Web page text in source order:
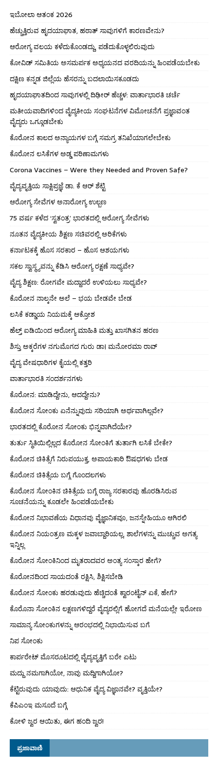
ಇಬೋಲಾ ಆತಂಕ 2026
ಹೆಚ್ಚುತ್ತಿರುವ ಹೃದಯಾಘಾತ, ಹಠಾತ್ ಸಾವುಗಳಿಗೆ ಕಾರಣವೇನು?
ಆರೋಗ್ಯ ವಲಯ ಕಳೆದುಕೊಂಡದ್ದು, ಪಡೆದುಕೊಳ್ಳಲಿರುವುದು
ಕೋವಿಡ್ ಸಮಿತಿಯ ಅಸಮರ್ಪಕ ಅಧ್ಯಯನದ ವರದಿಯನ್ನು ಹಿಂಪಡೆಯಬೇಕು
ದಕ್ಷಿಣ ಕನ್ನಡ ಜಿಲ್ಲೆಯ ಹೆಸರನ್ನು ಬದಲಾಯಿಸಕೂಡದು
ಹೃದಯಾಘಾತದಿಂದ ಸಾವುಗಳಲ್ಲಿ ದಿಢೀರ್ ಹೆಚ್ಚಳ: ವಾರ್ತಾಭಾರತಿ ಚರ್ಚೆ
ಮತೀಯವಾದಿಗಳಿಂದ ವೈದ್ಯಕೀಯ ಸಂಘಟನೆಗಳ ವಿಮೋಚನೆಗೆ ಪ್ರಜ್ಞಾವಂತ
ವೈದ್ಯರು ಒಗ್ಗೂಡಬೇಕು
ಕೊರೋನ ಕಾಲದ ಅನ್ಯಾಯಗಳ ಬಗ್ಗೆ ಸಮಗ್ರ ತನಿಖೆಯಾಗಲೇಬೇಕು
ಕೊರೋನ ಲಸಿಕೆಗಳ ಅಡ್ಡ ಪರಿಣಾಮಗಳು
Corona Vaccines – Were they Needed and Proven Safe?
ವೈದ್ಯವೃತ್ತಿಯ ಸಾಕ್ಷಿಪ್ರಜ್ಞೆ ಡಾ. ಕೆ ಆರ್ ಶೆಟ್ಟಿ
ಆರೋಗ್ಯ ಸೇವೆಗಳ ಅನಾರೋಗ್ಯ ಉಲ್ಬಣ
75 ವರ್ಷ ಕಳೆದ ‘ಸ್ವತಂತ್ರ’ ಭಾರತದಲ್ಲಿ ಆರೋಗ್ಯ ಸೇವೆಗಳು
ನೂತನ ವೈದ್ಯಕೀಯ ಶಿಕ್ಷಣ ಸಚಿವರಲ್ಲಿ ಅರಿಕೆಗಳು
ಕರ್ನಾಟಕಕ್ಕೆ ಹೊಸ ಸರಕಾರ – ಹೊಸ ಆಶಯಗಳು
ಸಕಲ ಸ್ವಾಸ್ಥ್ಯವನ್ನು ಕೆಡಿಸಿ ಆರೋಗ್ಯ ರಕ್ಷಣೆ ಸಾಧ್ಯವೇ?
ವೈದ್ಯ ಶಿಕ್ಷಣ: ರೋಗವೇ ಮದ್ದಾದರೆ ಉಳಿಯಲು ಸಾಧ್ಯವೇ?
ಕೊರೋನ ನಾಲ್ಕನೇ ಅಲೆ – ಭಯ ಬೇಡವೇ ಬೇಡ
ಲಸಿಕೆ ಕಡ್ಡಾಯ ನಿಯಮಕ್ಕೆ ಆಕ್ರೋಶ
ಹೆಲ್ತ್ ಐಡಿಯಿಂದ ಆರೋಗ್ಯ ಮಾಹಿತಿ ಮತ್ತು ಖಾಸಗಿತನ ಹರಣ
ಶಿಸ್ತು ಅಕ್ಕರೆಗಳ ನಗುಮೊಗದ ಗುರು ಡಾ। ಮನೋರಮಾ ರಾವ್
ವೈದ್ಯ ವೇಷಧಾರಿಗಳ ಕೈಯಲ್ಲಿ ಕತ್ತರಿ
ವಾರ್ತಾಭಾರತಿ ಸಂದರ್ಶನಗಳು
ಕೊರೋನ: ಮಾಡಿದ್ದೇನು, ಆದದ್ದೇನು?
ಕೊರೋನ ಸೋಂಕು ಏನೆನ್ನುವುದು ಸರಿಯಾಗಿ ಅರ್ಥವಾಗಿಲ್ಲವೇ?
ಭಾರತದಲ್ಲಿ ಕೊರೋನ ಸೋಂಕು ಭಿನ್ನವಾಗಿದೆಯೇ?
ತುರ್ತು ಸ್ಥಿತಿಯಿಲ್ಲಿಲ್ಲದ ಕೊರೋನ ಸೋಂಕಿಗೆ ತುರ್ತಾಗಿ ಲಸಿಕೆ ಬೇಕೇ?
ಕೊರೋನ ಚಿಕಿತ್ಸೆಗೆ ನಿರುಪಯುಕ್ತ, ಅಪಾಯಕಾರಿ ಔಷಧಗಳು ಬೇಡ
ಕೊರೋನ ಚಿಕಿತ್ಸೆಯ ಬಗ್ಗೆ ಗೊಂದಲಗಳು
ಕೊರೋನ ಸೋಂಕಿನ ಚಿಕಿತ್ಸೆಯ ಬಗ್ಗೆ ರಾಜ್ಯ ಸರಕಾರವು ಹೊರಡಿಸಿರುವ
ಸೂಚನೆಯನ್ನು ಕೂಡಲೇ ಹಿಂಪಡೆಯಬೇಕು
ಕೊರೋನ ನಿಭಾವಣೆಯ ವಿಧಾನವು ವೈಜ್ಞಾನಿಕವೂ, ಜನಸ್ನೇಹಿಯೂ ಆಗಿರಲಿ
ಕೊರೋನ ನಿಯಂತ್ರಣ ಮಕ್ಕಳ ಜವಾಬ್ದಾರಿಯಲ್ಲ, ಶಾಲೆಗಳನ್ನು ಮುಚ್ಚುವ ಅಗತ್ಯ
ಇನ್ನಿಲ್ಲ
ಕೊರೋನ ಸೋಂಕಿನಿಂದ ಮೃತರಾದವರ ಅಂತ್ಯ ಸಂಸ್ಕಾರ ಹೇಗೆ?
ಕೊರೋನದಿಂದ ಸಾಯದಂತೆ ರಕ್ಷಿಸಿ, ಶಿಕ್ಷಿಸಬೇಡಿ
ಕೊರೋನ ಸೋಂಕು ಹರಡುವುದು ಹೆಚ್ಚಿದಂತೆ ಕ್ವಾರಂಟೈನ್ ಏಕೆ, ಹೇಗೆ?
ಕೊರೊನಾ ಸೋಂಕಿನ ಲಕ್ಷಣಗಳಿದ್ದರೆ ವೈದ್ಯರಲ್ಲಿಗೆ ಹೋಗದೆ ಮನೆಯಲ್ಲೇ ಇರೋಣ
ಸಾಮಾನ್ಯ ಸೋಂಕುಗಳನ್ನು ಆರಂಭದಲ್ಲಿ ನಿಭಾಯಿಸುವ ಬಗೆ
ನಿಪ ಸೋಂಕು
ಕಾರ್ಪರೇಟ್ ಮೊಸರೂಟದಲ್ಲಿ ವೈದ್ಯವೃತ್ತಿಗೆ ಬರೇ ಏಟು
ಮದ್ದು ನಮಗಾಗಿಯೋ, ನಾವು ಮದ್ದಿಗಾಗಿಯೋ?
ಕೆಟ್ಟಿರುವುದು ಯಾವುದು: ಆಧುನಿಕ ವೈದ್ಯ ವಿಜ್ಞಾನವೇ? ವೃತ್ತಿಯೇ?
ಕೆಪಿಎಂಇ ಮಸೂದೆ ಬಗ್ಗೆ
ಕೋಳಿ ಜ್ವರ ಆಯಿತು, ಈಗ ಹಂದಿ ಜ್ವರ!
ಪ್ರಜಾವಾಣಿ